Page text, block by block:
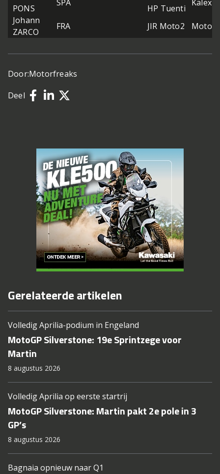
PONS
SPA
HP Tuenti
Kalex
Johann
ZARCO
FRA JIR Moto2 Motobi
Door:Motorfreaks
Deel
Gerelateerde artikelen
Volledig Aprilia-podium in Engeland
MotoGP Silverstone: 19e Sprintzege voor
Martin
8 augustus 2026
Volledig Aprilia op eerste startrij
MotoGP Silverstone: Martin pakt 2e pole in 3
GP’s
8 augustus 2026
Bagnaia opnieuw naar Q1